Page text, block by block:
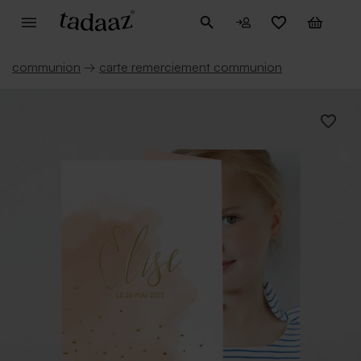
communion → carte remerciement communion